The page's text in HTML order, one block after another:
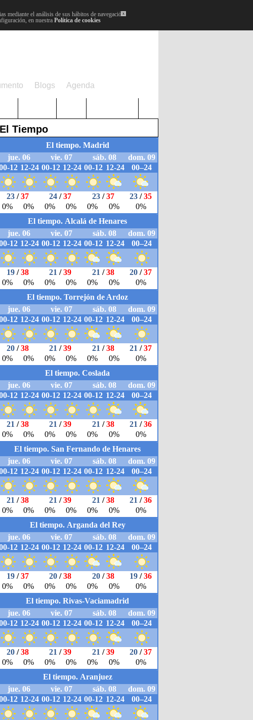
x
mediante el análisis de sus hábitos de navegación.
en nuestra Política de cookies
Blogs Agenda
El Tiempo